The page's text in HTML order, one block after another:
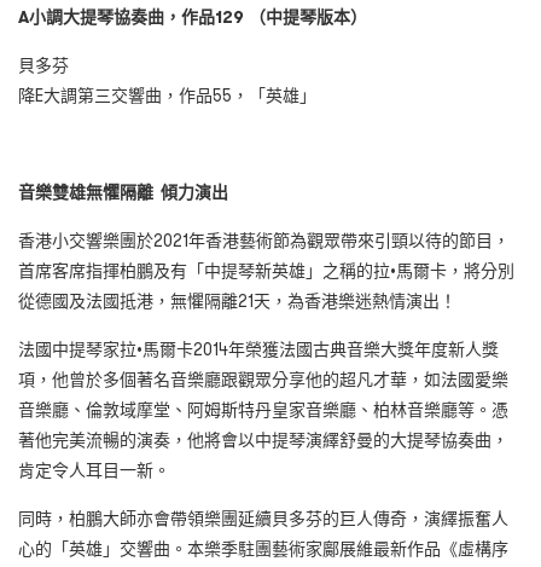
A小調大提琴協奏曲，作品129 （中提琴版本）
貝多芬
降E大調第三交響曲，作品55，「英雄」
音樂雙雄無懼隔離 傾力演出
香港小交響樂團於2021年香港藝術節為觀眾帶來引頸以待的節目，
首席客席指揮柏鵬及有「中提琴新英雄」之稱的拉•馬爾卡，將分別
從德國及法國抵港，無懼隔離21天，為香港樂迷熱情演出！
法國中提琴家拉•馬爾卡2014年榮獲法國古典音樂大獎年度新人獎
項，他曾於多個著名音樂廳跟觀眾分享他的超凡才華，如法國愛樂
音樂廳、倫敦域摩堂、阿姆斯特丹皇家音樂廳、柏林音樂廳等。憑
著他完美流暢的演奏，他將會以中提琴演繹舒曼的大提琴協奏曲，
肯定令人耳目一新。
同時，柏鵬大師亦會帶領樂團延續貝多芬的巨人傳奇，演繹振奮人
心的「英雄」交響曲。本樂季駐團藝術家鄺展維最新作品《虛構序